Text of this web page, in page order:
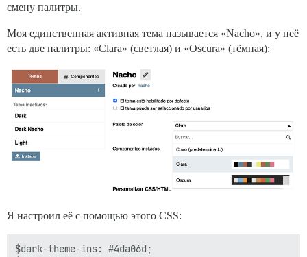
смену палитры.
Моя единственная активная тема называется «Nacho», и у неё
есть две палитры: «Clara» (светлая) и «Oscura» (тёмная):
Я настроил её с помощью этого CSS:
$dark-theme-ins: #4da06d;